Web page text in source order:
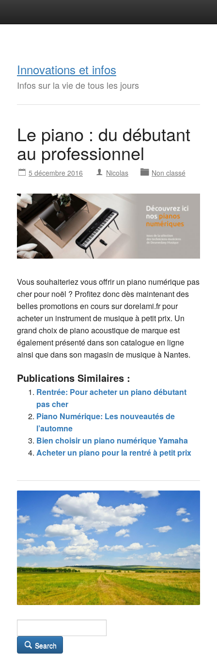
Innovations et infos
Infos sur la vie de tous les jours
Le piano : du débutant
au professionnel
5 décembre 2016 Nicolas Non classé
Vous souhaiteriez vous offrir un piano numérique pas
cher pour noël ? Profitez donc dès maintenant des
belles promotions en cours sur dorelami.fr pour
acheter un instrument de musique à petit prix. Un
grand choix de piano acoustique de marque est
également présenté dans son catalogue en ligne
ainsi que dans son magasin de musique à Nantes.
Publications Similaires :
Rentrée: Pour acheter un piano débutant
pas cher
Piano Numérique: Les nouveautés de
l’automne
Bien choisir un piano numérique Yamaha
Acheter un piano pour la rentré à petit prix
Search